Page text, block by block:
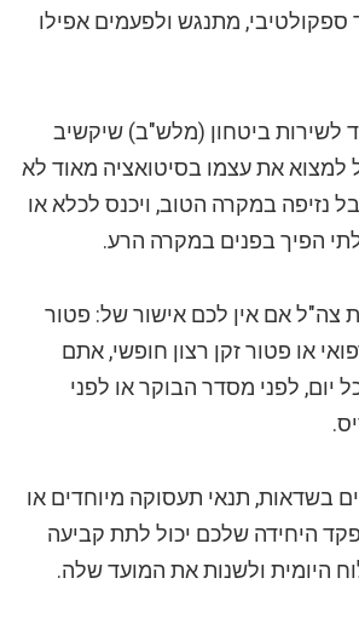
ספקולטיבי, מתנגש ולפעמים אפילו
לשירות ביטחון (מלש"ב) שיקשיב
למצוא את עצמו בסיטואציה מאוד לא
נזיפה במקרה הטוב, ויכנס לכלא או
הפיך בפנים במקרה הרע.
צה"ל אם אין לכם אישור של: פטור
או פטור זקן רצון חופשי, אתם
יום, לפני מסדר הבוקר או לפני
בשדאות, תנאי תעסוקה מיוחדים או
היחידה שלכם יכול לתת קביעה
היומית ולשנות את המועד שלה.